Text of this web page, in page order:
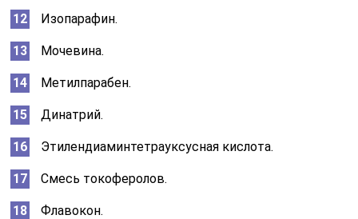
Изопарафин.
Мочевина.
Метилпарабен.
Динатрий.
Этилендиаминтетрауксусная кислота.
Смесь токоферолов.
Флавокон.